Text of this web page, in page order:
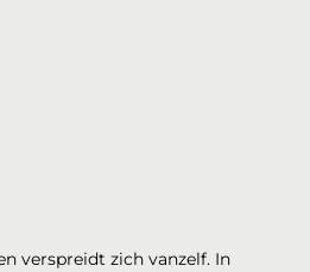
verspreidt zich vanzelf. In